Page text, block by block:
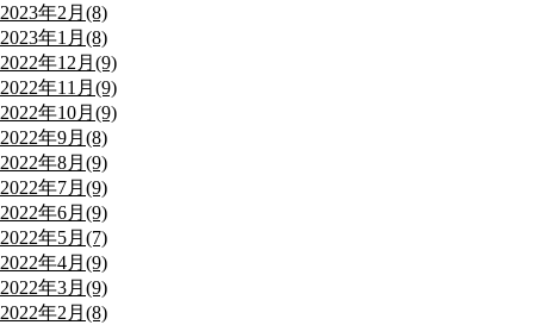
2023年2月(8)
2023年1月(8)
2022年12月(9)
2022年11月(9)
2022年10月(9)
2022年9月(8)
2022年8月(9)
2022年7月(9)
2022年6月(9)
2022年5月(7)
2022年4月(9)
2022年3月(9)
2022年2月(8)